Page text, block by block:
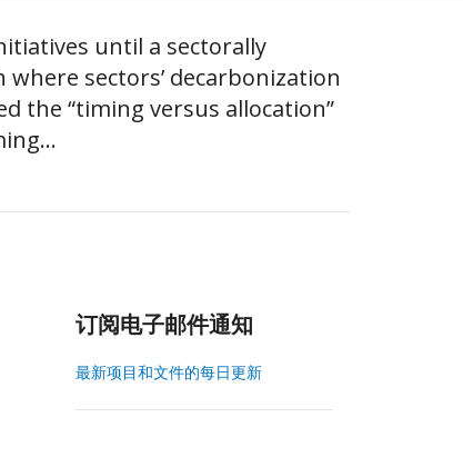
until a sectorally
sectors’ decarbonization
the “timing versus allocation”
订阅电子邮件通知
最新项目和文件的每日更新